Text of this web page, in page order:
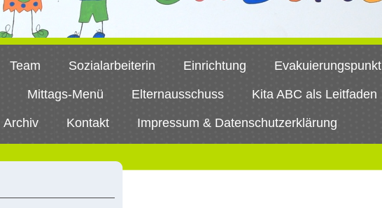
Team Sozialarbeiterin Einrichtung Evakuierungspunkt
Mittags-Menü Elternausschuss Kita ABC als Leitfaden
Archiv Kontakt Impressum & Datenschutzerklärung